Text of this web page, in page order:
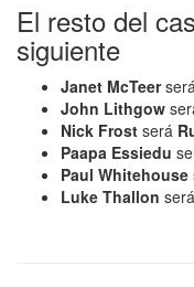
El resto del
siguiente
Janet McTeer
John Lithgow
Nick Frost será
Paapa Essiedu
Paul Whitehouse
Luke Thallon será